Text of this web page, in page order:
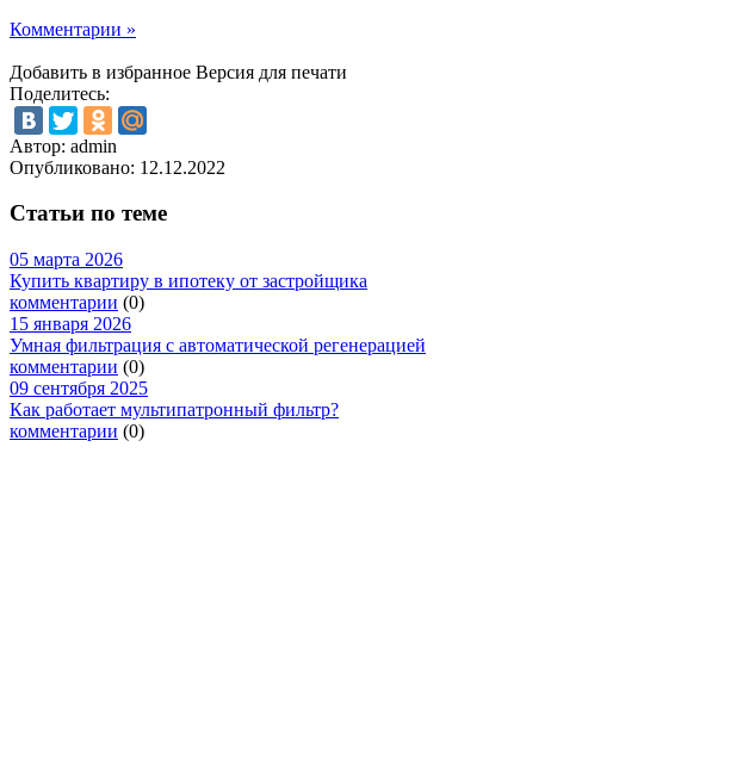
Комментарии »
Добавить в избранное Версия для печати
Поделитесь:
Автор: admin
Опубликовано: 12.12.2022
Статьи по теме
05 марта 2026
Купить квартиру в ипотеку от застройщика
комментарии (0)
15 января 2026
Умная фильтрация с автоматической регенерацией
комментарии (0)
09 сентября 2025
Как работает мультипатронный фильтр?
комментарии (0)